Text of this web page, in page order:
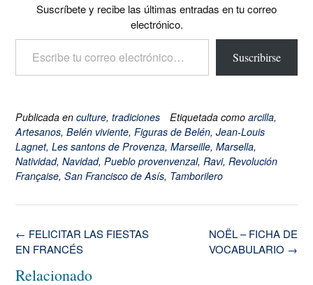
Suscríbete y recibe las últimas entradas en tu correo
electrónico.
Escribe tu correo electrónico…
Suscribirse
Publicada en culture, tradiciones Etiquetada como arcilla,
Artesanos, Belén viviente, Figuras de Belén, Jean-Louis
Lagnet, Les santons de Provenza, Marseille, Marsella,
Natividad, Navidad, Pueblo provenvenzal, Ravi, Revolución
Française, San Francisco de Asís, Tamborilero
Navegación
de
entrada
NOËL – FICHA DE
VOCABULARIO →
← FELICITAR LAS FIESTAS
EN FRANCÉS
Relacionado